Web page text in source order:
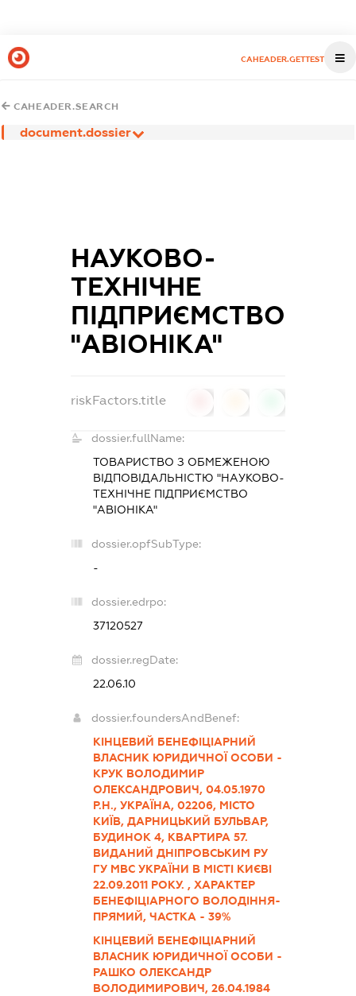
CAHEADER.GETTEST
CAHEADER.SEARCH
document.dossier
НАУКОВО-
ТЕХНІЧНЕ
ПІДПРИЄМСТВО
"АВІОНІКА"
riskFactors.title
dossier.fullName:
ТОВАРИСТВО З ОБМЕЖЕНОЮ
ВІДПОВІДАЛЬНІСТЮ "НАУКОВО-
ТЕХНІЧНЕ ПІДПРИЄМСТВО
"АВІОНІКА"
dossier.opfSubType:
-
dossier.edrpo:
37120527
dossier.regDate:
22.06.10
dossier.foundersAndBenef:
КІНЦЕВИЙ БЕНЕФІЦІАРНИЙ
ВЛАСНИК ЮРИДИЧНОЇ ОСОБИ -
КРУК ВОЛОДИМИР
ОЛЕКСАНДРОВИЧ, 04.05.1970
Р.Н., УКРАЇНА, 02206, МІСТО
КИЇВ, ДАРНИЦЬКИЙ БУЛЬВАР,
БУДИНОК 4, КВАРТИРА 57.
ВИДАНИЙ ДНІПРОВСЬКИМ РУ
ГУ МВС УКРАЇНИ В МІСТІ КИЄВІ
22.09.2011 РОКУ. , ХАРАКТЕР
БЕНЕФІЦІАРНОГО ВОЛОДІННЯ-
ПРЯМИЙ, ЧАСТКА - 39%
КІНЦЕВИЙ БЕНЕФІЦІАРНИЙ
ВЛАСНИК ЮРИДИЧНОЇ ОСОБИ -
РАШКО ОЛЕКСАНДР
ВОЛОДИМИРОВИЧ, 26.04.1984